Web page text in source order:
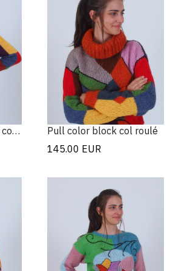
Pull femme duveteux coloré
Pull color block col roulé
145.00 EUR